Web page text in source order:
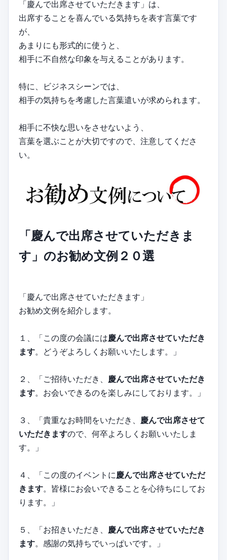
「慶んで出席させていただきます」は、
出席することを喜んでいる気持ちを表す言葉です
が、
あまりにも形式的に使うと、
相手に不自然な印象を与えることがあります。
特に、ビジネスシーンでは、
相手の気持ちを考慮した言葉遣いが求められます。
相手に不快な思いをさせないよう、
言葉を選ぶことが大切ですので、注意してくださ
い。
「慶んで出席させていただきま
す」のお勧め文例２０選
「慶んで出席させていただきます」
お勧め文例を紹介します。
１、「この度の会議には慶んで出席させていただき
ます。どうぞよろしくお願いいたします。」
２、「ご招待いただき、 慶んで出席させていただき
ます。お会いできるのを楽しみにしております。」
３、「貴重なお時間をいただき、 慶んで出席させて
いただきますので、何卒よろしくお願いいたしま
す。」
４、「この度のイベントに 慶んで出席させていただ
きます。皆様にお会いできることを心待ちにしてお
ります。」
５、「お招きいただき、 慶んで出席させていただき
ます。感謝の気持ちでいっぱいです。」